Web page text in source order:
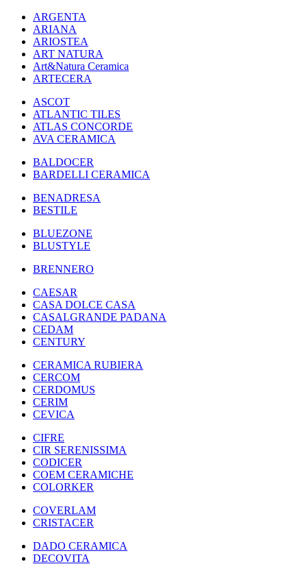
ARGENTA
ARIANA
ARIOSTEA
ART NATURA
Art&Natura Ceramica
ARTECERA
ASCOT
ATLANTIC TILES
ATLAS CONCORDE
AVA CERAMICA
BALDOCER
BARDELLI CERAMICA
BENADRESA
BESTILE
BLUEZONE
BLUSTYLE
BRENNERO
CAESAR
CASA DOLCE CASA
CASALGRANDE PADANA
CEDAM
CENTURY
CERAMICA RUBIERA
CERCOM
CERDOMUS
CERIM
CEVICA
CIFRE
CIR SERENISSIMA
CODICER
COEM CERAMICHE
COLORKER
COVERLAM
CRISTACER
DADO CERAMICA
DECOVITA